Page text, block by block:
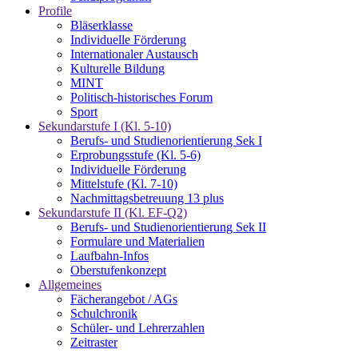
Profile
Bläserklasse
Individuelle Förderung
Internationaler Austausch
Kulturelle Bildung
MINT
Politisch-historisches Forum
Sport
Sekundarstufe I (Kl. 5-10)
Berufs- und Studienorientierung Sek I
Erprobungsstufe (Kl. 5-6)
Individuelle Förderung
Mittelstufe (Kl. 7-10)
Nachmittagsbetreuung 13 plus
Sekundarstufe II (Kl. EF-Q2)
Berufs- und Studienorientierung Sek II
Formulare und Materialien
Laufbahn-Infos
Oberstufenkonzept
Allgemeines
Fächerangebot / AGs
Schulchronik
Schüler- und Lehrerzahlen
Zeitraster